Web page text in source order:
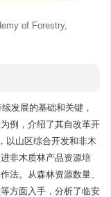
of Forestry,
发展的基础和关键，
例，介绍了其自改革开
以山区综合开发和非木
非木质林产品资源培
法。从森林资源数量、
方面入手，分析了临安